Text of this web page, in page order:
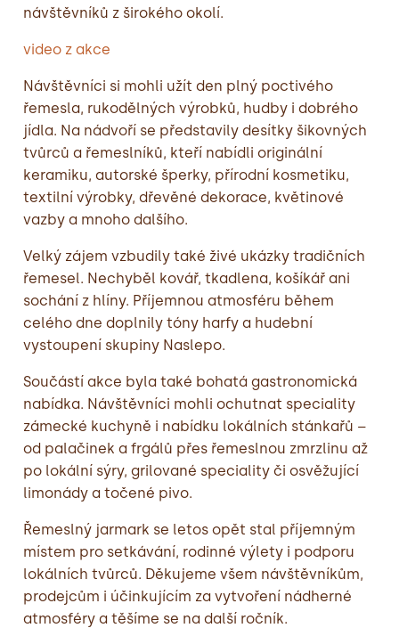
návštěvníků z širokého okolí.
video z akce
Návštěvníci si mohli užít den plný poctivého
řemesla, rukodělných výrobků, hudby i dobrého
jídla. Na nádvoří se představily desítky šikovných
tvůrců a řemeslníků, kteří nabídli originální
keramiku, autorské šperky, přírodní kosmetiku,
textilní výrobky, dřevěné dekorace, květinové
vazby a mnoho dalšího.
Velký zájem vzbudily také živé ukázky tradičních
řemesel. Nechyběl kovář, tkadlena, košíkář ani
sochání z hlíny. Příjemnou atmosféru během
celého dne doplnily tóny harfy a hudební
vystoupení skupiny Naslepo.
Součástí akce byla také bohatá gastronomická
nabídka. Návštěvníci mohli ochutnat speciality
zámecké kuchyně i nabídku lokálních stánkařů –
od palačinek a frgálů přes řemeslnou zmrzlinu až
po lokální sýry, grilované speciality či osvěžující
limonády a točené pivo.
Řemeslný jarmark se letos opět stal příjemným
místem pro setkávání, rodinné výlety i podporu
lokálních tvůrců. Děkujeme všem návštěvníkům,
prodejcům i účinkujícím za vytvoření nádherné
atmosféry a těšíme se na další ročník.